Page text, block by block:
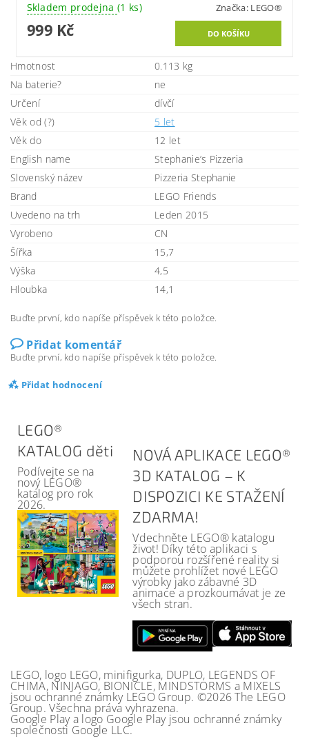
Skladem prodejna (1 ks) Značka: LEGO®
999 Kč
Hmotnost
0.113 kg
Na baterie?
ne
Určení
dívčí
Věk od (?)
5 let
Věk do
12 let
English name
Stephanie’s Pizzeria
Slovenský název
Pizzeria Stephanie
Brand
LEGO Friends
Uvedeno na trh
Leden 2015
Vyrobeno
CN
Šířka
15,7
Výška
4,5
Hloubka
14,1
Buďte první, kdo napíše příspěvek k této položce.
Přidat komentář
Buďte první, kdo napíše příspěvek k této položce.
Přidat hodnocení
LEGO®
KATALOG děti
Podívejte se na
nový LEGO®
katalog pro rok
2026.
NOVÁ APLIKACE LEGO®
3D KATALOG – K
DISPOZICI KE STAŽENÍ
ZDARMA!
Vdechněte LEGO® katalogu
život! Díky této aplikaci s
podporou rozšířené reality si
můžete prohlížet nové LEGO
výrobky jako zábavné 3D
animace a prozkoumávat je ze
všech stran.
LEGO, logo LEGO, minifigurka, DUPLO, LEGENDS OF
CHIMA, NINJAGO, BIONICLE, MINDSTORMS a MIXELS
jsou ochranné známky LEGO Group. ©2026 The LEGO
Group. Všechna práva vyhrazena.
Google Play a logo Google Play jsou ochranné známky
společnosti Google LLC.